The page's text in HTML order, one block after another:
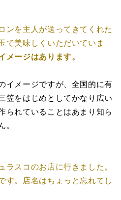
ンを主人が送ってきてくれた
で美味しくいただいていま
メージはあります。
メージですが、全国的に有
笠をはじめとしてかなり広い
られていることはあまり知ら
。
ラスコのお店に行きました。
す。店名はちょっと忘れてし